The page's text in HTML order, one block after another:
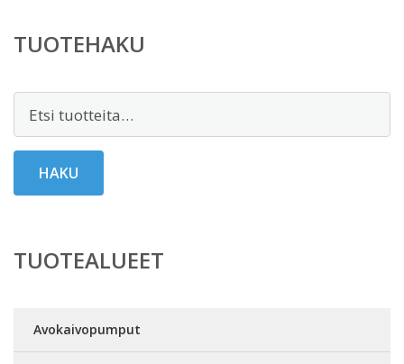
TUOTEHAKU
HAKU
TUOTEALUEET
Avokaivopumput